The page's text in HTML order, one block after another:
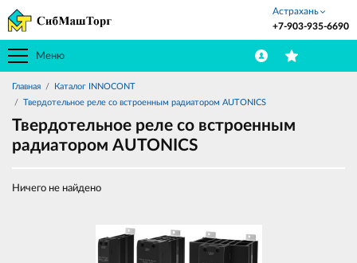
Меню
Астрахань
+7-903-935-6690
Главная
Каталог INNOCONT
Твердотельное реле со встроенным радиатором AUTONICS
Твердотельное реле со встроенным
радиатором AUTONICS
Ничего не найдено